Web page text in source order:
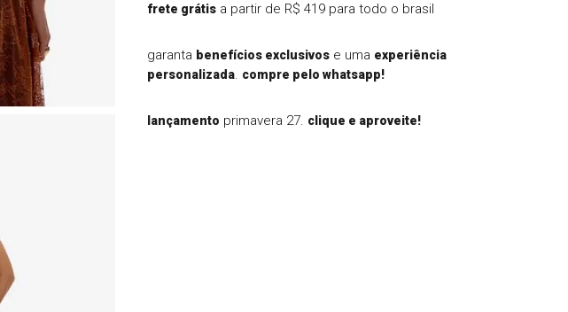
frete grátisa partir de R$ 419 para todo o brasil
garanta benefícios exclusivose uma experiência
personalizada. compre pelo whatsapp!
lançamento primavera 27. clique e aproveite!